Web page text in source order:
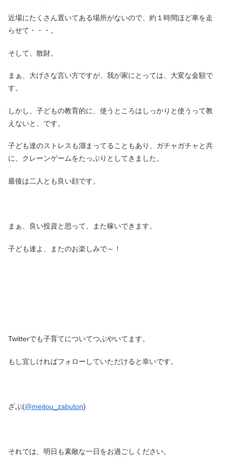
近場にたくさん置いてある場所がないので、約１時間ほど車を走
らせて・・・。
そして、散財。
まぁ、大げさな言い方ですが、我が家にとっては、大変な金額で
す。
しかし、子どもの教育的に、使うところはしっかりと使うって教
えないと、です。
子ども達のストレスも溜まってることもあり、ガチャガチャと共
に、クレーンゲームをたっぷりとしてきました。
最後は二人とも良い顔です。
まぁ、良い投資と思って、また稼いできます。
子ども達よ、またのお楽しみで～！
Twitterでも子育てについてつぶやいてます。
もし宜しければフォローしていただけると幸いです。
ざぶ(@meitou_zabuton)
それでは、明日も素敵な一日をお過ごしください。